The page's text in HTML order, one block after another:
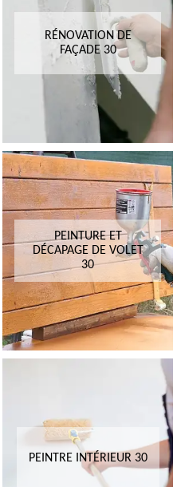
RÉNOVATION DE
FAÇADE 30
PEINTURE ET
DÉCAPAGE DE VOLET
30
PEINTRE INTÉRIEUR 30